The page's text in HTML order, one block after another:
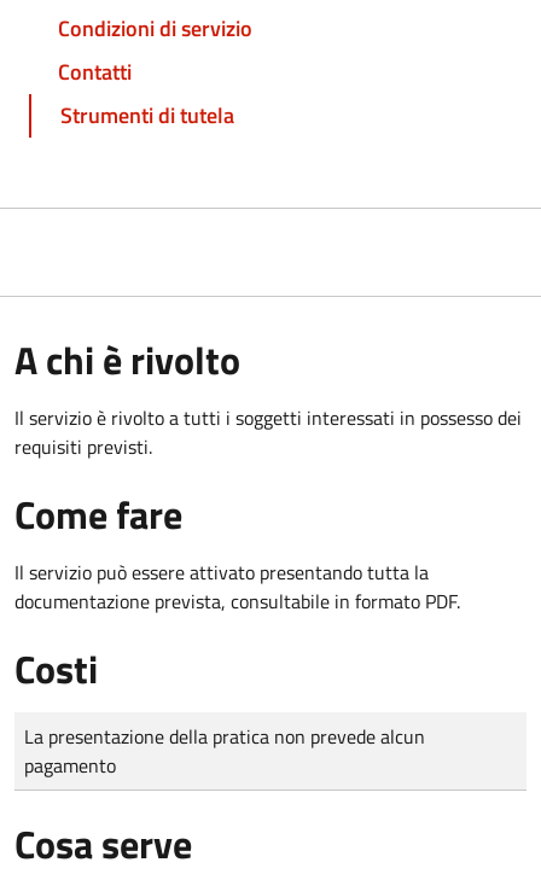
Condizioni di servizio
Contatti
Strumenti di tutela
A chi è rivolto
Il servizio è rivolto a tutti i soggetti interessati in possesso dei
requisiti previsti.
Come fare
Il servizio può essere attivato presentando tutta la
documentazione prevista, consultabile in formato PDF.
Costi
Tipo di pagamento
Importo
La presentazione della pratica non prevede alcun
pagamento
Cosa serve